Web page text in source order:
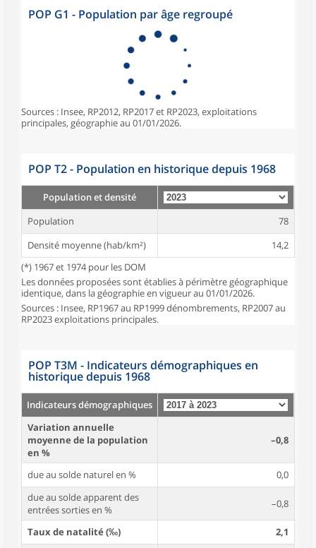
POP G1 - Population par âge regroupé
Sources : Insee, RP2012, RP2017 et RP2023, exploitations
principales, géographie au 01/01/2026.
POP T2 - Population en historique depuis 1968
Population et densité
Population
78
Densité moyenne (hab/km²)
14,2
(*) 1967 et 1974 pour les DOM
Les données proposées sont établies à périmètre géographique
identique, dans la géographie en vigueur au 01/01/2026.
Sources : Insee, RP1967 au RP1999 dénombrements, RP2007 au
RP2023 exploitations principales.
POP T3M - Indicateurs démographiques en
historique depuis 1968
Indicateurs démographiques
Variation annuelle
moyenne de la population
en %
–0,8
due au solde naturel en %
0,0
due au solde apparent des
entrées sorties en %
–0,8
Taux de natalité (‰)
2,1